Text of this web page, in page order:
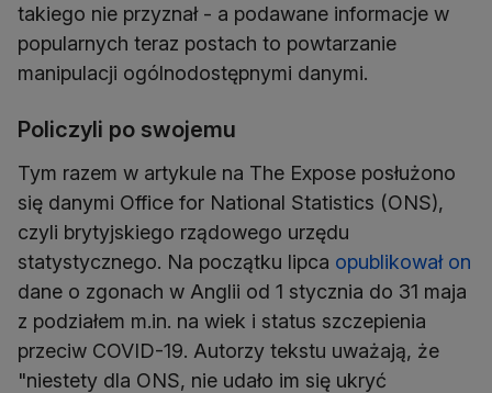
takiego nie przyznał - a podawane informacje w
popularnych teraz postach to powtarzanie
manipulacji ogólnodostępnymi danymi.
Policzyli po swojemu
Tym razem w artykule na The Expose posłużono
się danymi Office for National Statistics (ONS),
czyli brytyjskiego rządowego urzędu
statystycznego. Na początku lipca opublikował on
dane o zgonach w Anglii od 1 stycznia do 31 maja
z podziałem m.in. na wiek i status szczepienia
przeciw COVID-19. Autorzy tekstu uważają, że
"niestety dla ONS, nie udało im się ukryć